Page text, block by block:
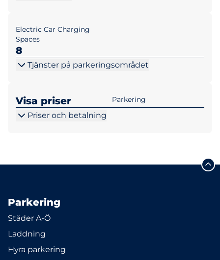
Electric Car Charging
Spaces
8
Tjänster på parkeringsområdet
Visa priser Parkering
Priser och betalning
Parkering
Städer A-Ö
Laddning
Hyra parkering